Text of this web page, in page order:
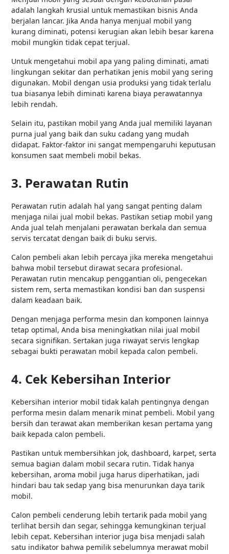
adalah langkah krusial untuk memastikan bisnis Anda
berjalan lancar. Jika Anda hanya menjual mobil yang
kurang diminati, potensi kerugian akan lebih besar karena
mobil mungkin tidak cepat terjual.
Untuk mengetahui mobil apa yang paling diminati, amati
lingkungan sekitar dan perhatikan jenis mobil yang sering
digunakan. Mobil dengan usia produksi yang tidak terlalu
tua biasanya lebih diminati karena biaya perawatannya
lebih rendah.
Selain itu, pastikan mobil yang Anda jual memiliki layanan
purna jual yang baik dan suku cadang yang mudah
didapat. Faktor-faktor ini sangat mempengaruhi keputusan
konsumen saat membeli mobil bekas.
3. Perawatan Rutin
Perawatan rutin adalah hal yang sangat penting dalam
menjaga nilai jual mobil bekas. Pastikan setiap mobil yang
Anda jual telah menjalani perawatan berkala dan semua
servis tercatat dengan baik di buku servis.
Calon pembeli akan lebih percaya jika mereka mengetahui
bahwa mobil tersebut dirawat secara profesional.
Perawatan rutin mencakup penggantian oli, pengecekan
sistem rem, serta memastikan kondisi ban dan suspensi
dalam keadaan baik.
Dengan menjaga performa mesin dan komponen lainnya
tetap optimal, Anda bisa meningkatkan nilai jual mobil
secara signifikan. Sertakan juga riwayat servis lengkap
sebagai bukti perawatan mobil kepada calon pembeli.
4. Cek Kebersihan Interior
Kebersihan interior mobil tidak kalah pentingnya dengan
performa mesin dalam menarik minat pembeli. Mobil yang
bersih dan terawat akan memberikan kesan pertama yang
baik kepada calon pembeli.
Pastikan untuk membersihkan jok, dashboard, karpet, serta
semua bagian dalam mobil secara rutin. Tidak hanya
kebersihan, aroma mobil juga harus diperhatikan, jadi
hindari bau tak sedap yang bisa menurunkan daya tarik
mobil.
Calon pembeli cenderung lebih tertarik pada mobil yang
terlihat bersih dan segar, sehingga kemungkinan terjual
lebih cepat. Kebersihan interior juga bisa menjadi salah
satu indikator bahwa pemilik sebelumnya merawat mobil